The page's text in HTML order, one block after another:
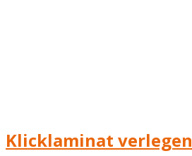
Klicklaminat verlegen